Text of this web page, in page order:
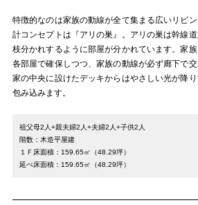
特徴的なのは家族の動線が全て集まる広いリビ
計コンセプトは『アリの巣』。アリの巣は幹線
枝分かれするように部屋が分かれています。家
各部屋で確保しつつ、家族の動線が必ず廊下で
家の中央に設けたデッキからはやさしい光が降
包み込みます。
祖父母2人+親夫婦2人+夫婦2人+子供2人
階数：木造平屋建
１Ｆ床面積：159.65㎡（48.29坪）
延べ床面積：159.65㎡（48.29坪）